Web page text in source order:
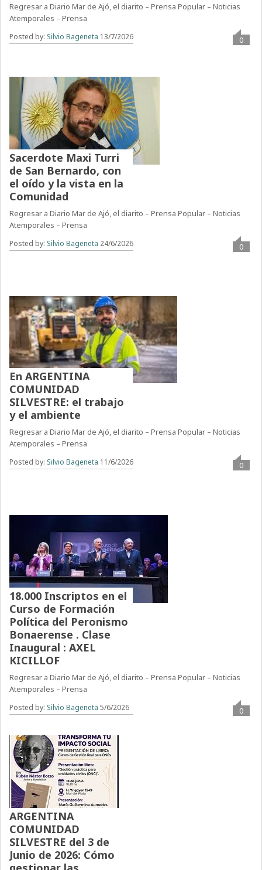
Regresar a Diario Mar de Ajó, el diarito – Prensa Popular – Noticias
Atemporales – Prensa
Posted by: Silvio Bageneta 13/7/2026 0
Sacerdote Maxi Turri
de San Bernardo, con
el oído y la vista en la
Comunidad
Regresar a Diario Mar de Ajó, el diarito – Prensa Popular – Noticias
Atemporales – Prensa
Posted by: Silvio Bageneta 24/6/2026 0
En ARGENTINA
COMUNIDAD
SILVESTRE: el trabajo
y el ambiente
Regresar a Diario Mar de Ajó, el diarito – Prensa Popular – Noticias
Atemporales – Prensa
Posted by: Silvio Bageneta 11/6/2026 0
18.000 Inscriptos en el
Curso de Formación
Política del Peronismo
Bonaerense . Clase
Inaugural : AXEL
KICILLOF
Regresar a Diario Mar de Ajó, el diarito – Prensa Popular – Noticias
Atemporales – Prensa
Posted by: Silvio Bageneta 5/6/2026 0
ARGENTINA
COMUNIDAD
SILVESTRE del 3 de
Junio de 2026: Cómo